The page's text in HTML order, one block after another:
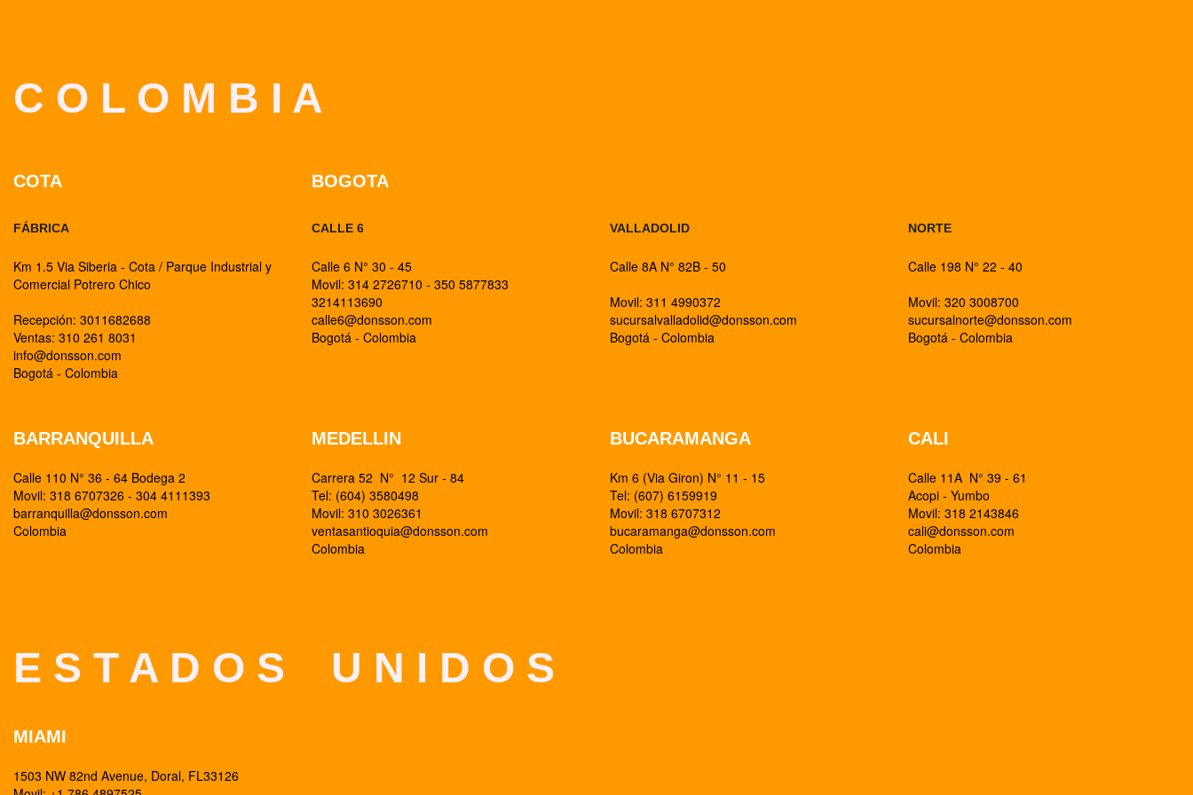
C O L O M B I A
COTA
FÁBRICA
Km 1.5 Via Siberia - Cota / Parque Industrial y
Comercial Potrero Chico
Recepción: 3011682688
Ventas: 310 261 8031
info@donsson.com
Bogotá - Colombia
BOGOTA
CALLE 6
Calle 6 N° 30 - 45
Movil: 314 2726710 - 350 5877833
3214113690
calle6@donsson.com
Bogotá - Colombia
VALLADOLID
Calle 8A N° 82B - 50
Movil: 311 4990372
sucursalvalladolid@donsson.com
Bogotá - Colombia
NORTE
Calle 198 N° 22 - 40
Movil: 320 3008700
sucursalnorte@donsson.com
Bogotá - Colombia
BARRANQUILLA
Calle 110 N° 36 - 64 Bodega 2
Movil: 318 6707326 - 304 4111393
barranquilla@donsson.com
Colombia
MEDELLIN
Carrera 52 N° 12 Sur - 84
Tel: (604) 3580498
Movil: 310 3026361
ventasantioquia@donsson.com
Colombia
BUCARAMANGA
Km 6 (Via Giron) N° 11 - 15
Tel: (607) 6159919
Movil: 318 6707312
bucaramanga@donsson.com
Colombia
CALI
Calle 11A N° 39 - 61
Acopi - Yumbo
Movil: 318 2143846
cali@donsson.com
Colombia
E S T A D O S U N I D O S
MIAMI
1503 NW 82nd Avenue, Doral, FL33126